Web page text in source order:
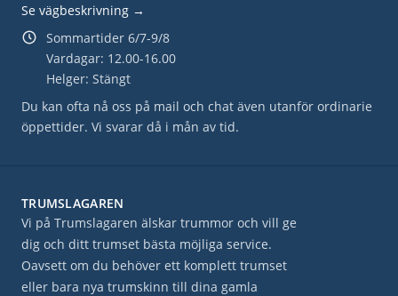
Se vägbeskrivning →
Sommartider 6/7-9/8
Vardagar: 12.00-16.00
Helger: Stängt
Du kan ofta nå oss på mail och chat även utanför ordinarie
öppettider. Vi svarar då i mån av tid.
TRUMSLAGAREN
Vi på Trumslagaren älskar trummor och vill ge
dig och ditt trumset bästa möjliga service.
Oavsett om du behöver ett komplett trumset
eller bara nya trumskinn till dina gamla